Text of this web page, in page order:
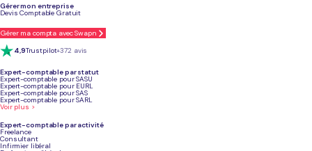
Gérer mon entreprise
Devis Comptable Gratuit
Gérer ma compta avec Swapn
4,9Trustpilot+372 avis
Expert-comptable par statut
Expert-comptable pour SASU
Expert-comptable pour EURL
Expert-comptable pour SAS
Expert-comptable pour SARL
Voir plus >
Expert-comptable par activité
Freelance
Consultant
Infirmier libéral
Pourquoi ouvrir un pressing ? Les